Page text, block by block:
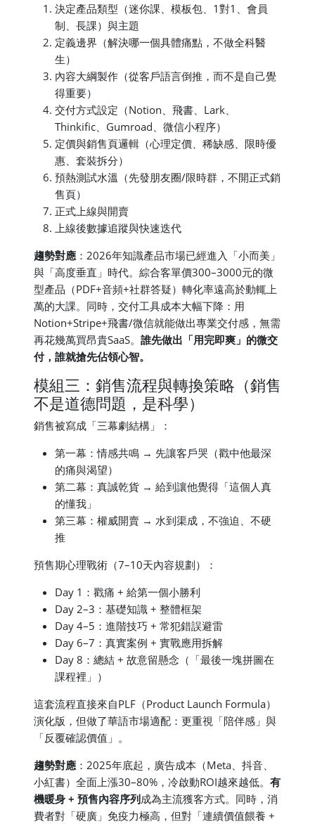
決定產品類型（迷你課、模板包、1對1、會員
制、長課）與主題
定義邊界（解決哪一個具體痛點，不做全科醫
生）
內容大綱製作（從客戶語言倒推，而不是自己覺
得重要）
交付方式設定（Notion、飛書、Lark、
Thinkific、Gumroad、微信小程序）
定價與銷售頁邏輯（心理定價、稀缺感、限時優
惠、套裝拆分）
預熱測試水溫（先發朋友圈/限時群，不開正式銷
售頁）
正式上線與開賣
上線後數據追蹤與快速迭代
趨勢對應 ：2026年知識產品市場已經進入「小而美」
與「高度垂直」時代。綜合客單價300–3000元的微
型產品（PDF+音頻+社群答疑）轉化率遠高於動輒上
萬的大課。同時，交付工具成本大幅下降：用
Notion+Stripe+飛書/微信就能做出專業交付感，無需
再花幾萬買昂貴SaaS。 誰先做出「用完即爽」的微交
付，誰就搶先佔領心智。
模組三：銷售流程與轉換策略（銷售
不是道德問題，是科學）
銷售被寫成「三幕劇結構」：
第一幕：情感共鳴 → 先讓客戶哭（戳中他最深
的痛與渴望）
第二幕：真誠乾貨 → 給到讓他覺得「這個人真
的懂我」
第三幕：權威開賣 → 水到渠成，不強迫、不硬
推
預售期心理戰術（7–10天內容規劃）：
Day 1：戳痛 + 給第一個小勝利
Day 2–3：基礎知識 + 整體框架
Day 4–5：進階技巧 + 常犯錯誤避雷
Day 6–7：真實案例 + 實戰應用拆解
Day 8：總結 + 故意留懸念（「最後一塊拼圖在
課程裡」）
這套流程直接來自PLF（Product Launch Formula）
演化版，但做了華語市場適配：更重視「陪伴感」與
「反覆確認價值」。
趨勢對應 ：2025年底起，廣告成本（Meta、抖音、
小紅書）全面上漲30–80%，冷啟動ROI越來越低。 有
機暖身 + 預售內容序列成為主流獲客方式。同時，消
費者對「硬廣」免疫力極高，但對「連續價值餵養 +